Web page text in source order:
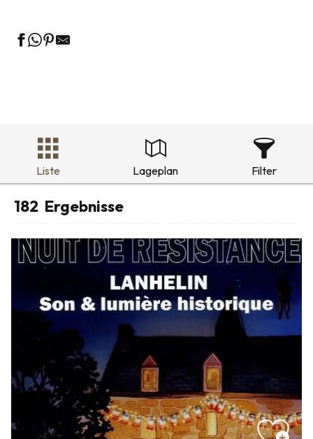
Liste Lageplan Filter
182 Ergebnisse